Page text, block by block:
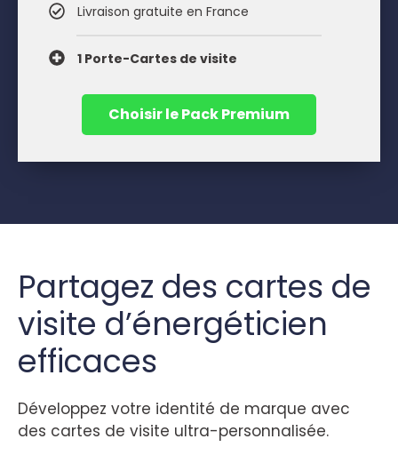
Livraison gratuite en France
1 Porte-Cartes de visite
Choisir le Pack Premium
Partagez des cartes de
visite d’énergéticien
efficaces
Développez votre identité de marque avec
des cartes de visite ultra-personnalisée.